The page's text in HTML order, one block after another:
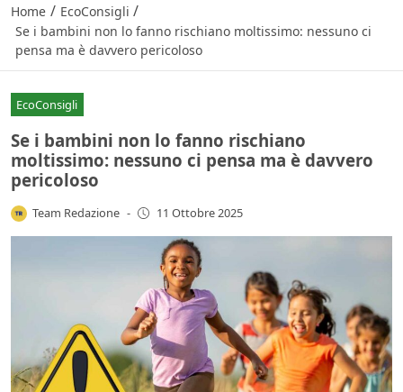
Home / EcoConsigli /
Se i bambini non lo fanno rischiano moltissimo: nessuno ci
pensa ma è davvero pericoloso
EcoConsigli
Se i bambini non lo fanno rischiano
moltissimo: nessuno ci pensa ma è davvero
pericoloso
Team Redazione - 11 Ottobre 2025